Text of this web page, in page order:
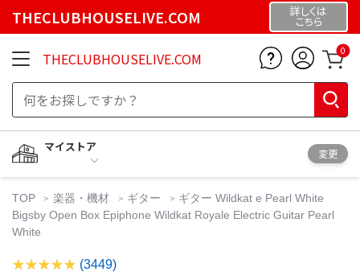
THECLUBHOUSELIVE.COM 詳しくは
こちら
THECLUBHOUSELIVE.COM 0
マイストア
変更
TOP 楽器・機材 ギター
ギター Wildkat e Pearl White
Bigsby Open Box Epiphone Wildkat Royale Electric Guitar Pearl
White
(3449)